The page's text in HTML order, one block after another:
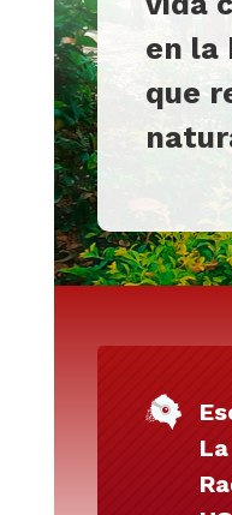
en la
que
La